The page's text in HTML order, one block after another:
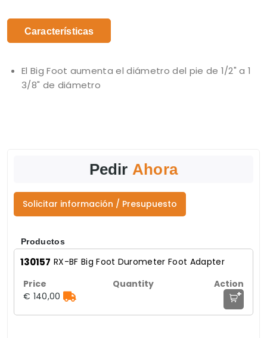
Características
El Big Foot aumenta el diámetro del pie de 1/2" a 1
3/8" de diámetro
Pedir Ahora
Solicitar información / Presupuesto
Productos
130157 RX-BF Big Foot Durometer Foot Adapter
€ 140,00 +